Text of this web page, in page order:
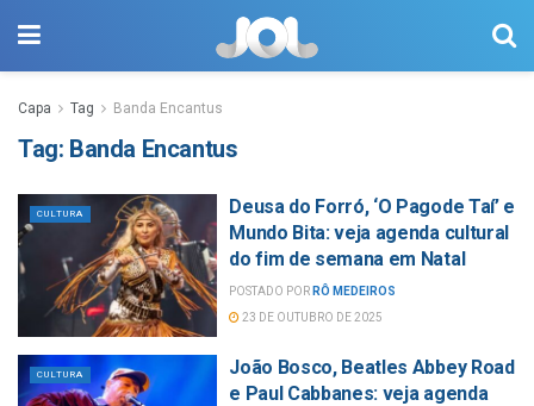
Capa Tag Banda Encantus
Tag: Banda Encantus
CULTURA
Deusa do Forró, ‘O Pagode Taí’ e
Mundo Bita: veja agenda cultural
do fim de semana em Natal
POSTADO POR RÔ MEDEIROS
23 DE OUTUBRO DE 2025
CULTURA
João Bosco, Beatles Abbey Road
e Paul Cabbanes: veja agenda